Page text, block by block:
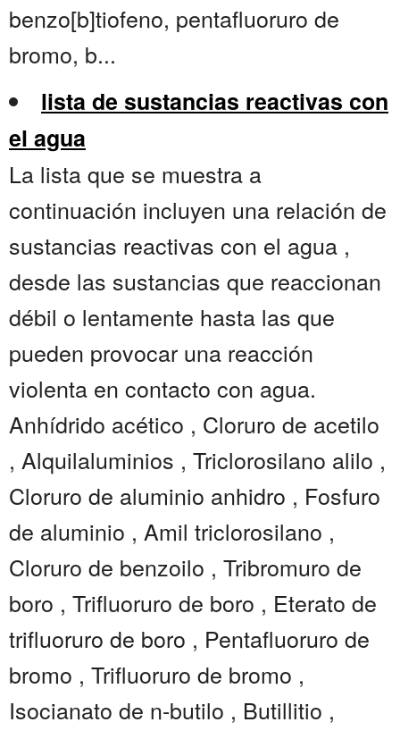
benzo[b]tiofeno, pentafluoruro de
bromo, b...
lista de sustancias reactivas con
el agua
La lista que se muestra a
continuación incluyen una relación de
sustancias reactivas con el agua ,
desde las sustancias que reaccionan
débil o lentamente hasta las que
pueden provocar una reacción
violenta en contacto con agua.
Anhídrido acético , Cloruro de acetilo
, Alquilaluminios , Triclorosilano alilo ,
Cloruro de aluminio anhidro , Fosfuro
de aluminio , Amil triclorosilano ,
Cloruro de benzoilo , Tribromuro de
boro , Trifluoruro de boro , Eterato de
trifluoruro de boro , Pentafluoruro de
bromo , Trifluoruro de bromo ,
Isocianato de n-butilo , Butillitio ,